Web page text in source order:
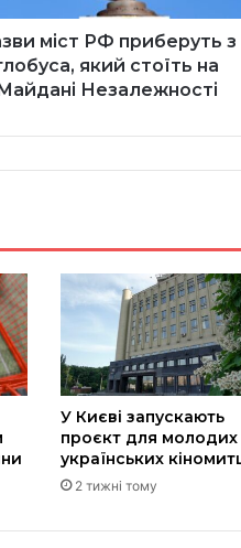
міст РФ приберуть з
який стоїть на
Незалежності
У Києві запускають
проєкт для молодих
українських
2 тижні тому